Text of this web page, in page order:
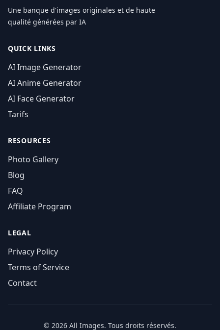
Une banque d'images originales et de haute
qualité générées par IA
QUICK LINKS
AI Image Generator
AI Anime Generator
AI Face Generator
Tarifs
RESOURCES
Photo Gallery
Blog
FAQ
Affiliate Program
LEGAL
Privacy Policy
Terms of Service
Contact
© 2026 All Images. Tous droits réservés.